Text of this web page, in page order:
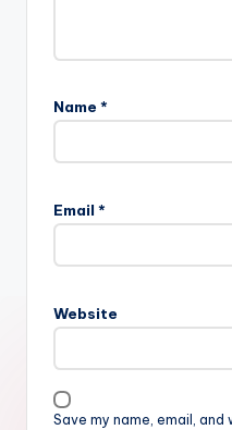
Name *
Email *
Website
Save my name, email,